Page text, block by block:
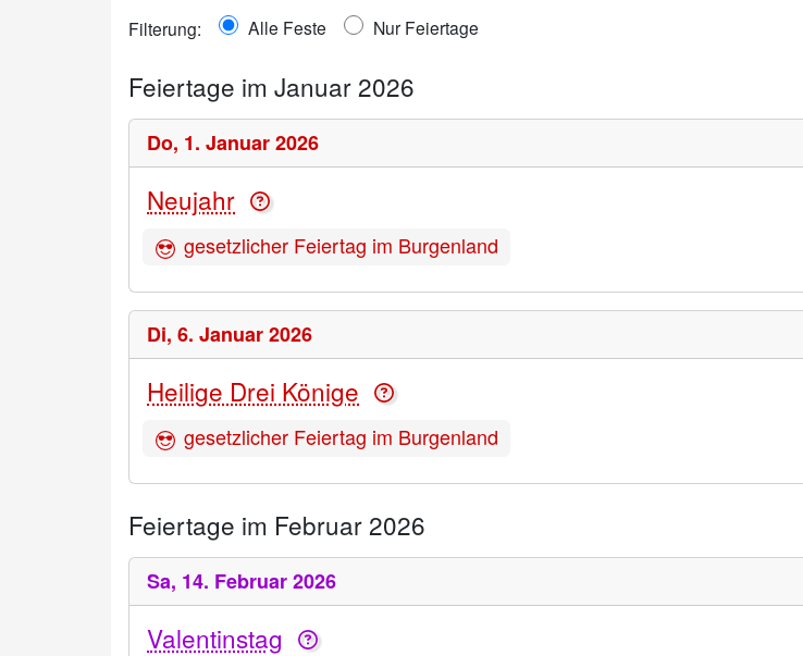
Filterung: Alle Feste Nur Feiertage
Feiertage im Januar 2026
Do, 1. Januar 2026
Neujahr
gesetzlicher Feiertag im Burgenland
Di, 6. Januar 2026
Heilige Drei Könige
gesetzlicher Feiertag im Burgenland
Feiertage im Februar 2026
Sa, 14. Februar 2026
Valentinstag